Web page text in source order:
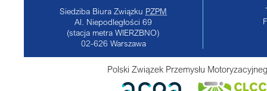
Siedziba Biura Związku PZPM
Al. Niepodległości 69
(stacja metra WIERZBNO)
02-626 Warszawa
Polski Związek Przemysłu